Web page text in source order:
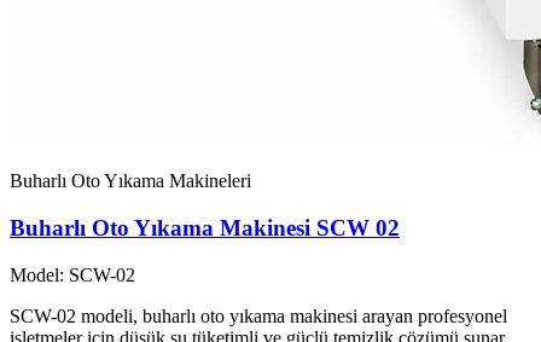
Buharlı Oto Yıkama Makineleri
Buharlı Oto Yıkama Makinesi SCW 02
Model: SCW-02
SCW-02 modeli, buharlı oto yıkama makinesi arayan profesyonel
işletmeler için düşük su tüketimli ve güçlü temizlik çözümü sunar.